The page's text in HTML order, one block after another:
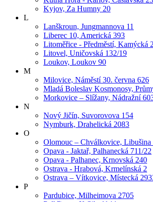
Kyjov, Za Humny 20
L
Lanškroun, Jungmannova 11
Liberec 10, Americká 393
Litoměřice - Předměstí, Kamýcká
Litovel, Uničovská 132/19
Loukov, Loukov 90
M
Milovice, Náměstí 30. června 626
Mladá Boleslav Kosmonosy,
Morkovice – Slížany, Nádražní
N
Nový Jičín, Suvorovova 154
Nymburk, Drahelická 2083
O
Olomouc – Chválkovice, Libušina
Opava - Jaktař, Palhanecká 711/22
Opava - Palhanec, Krnovská 240
Ostrava - Hrabová, Krmelínská 2
Ostrava – Vítkovice, Místecká
P
Pardubice, Milheimova 2705